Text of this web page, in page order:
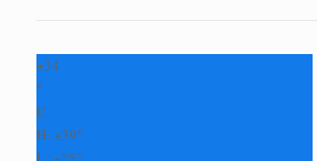
+34
°
C
H: +39°